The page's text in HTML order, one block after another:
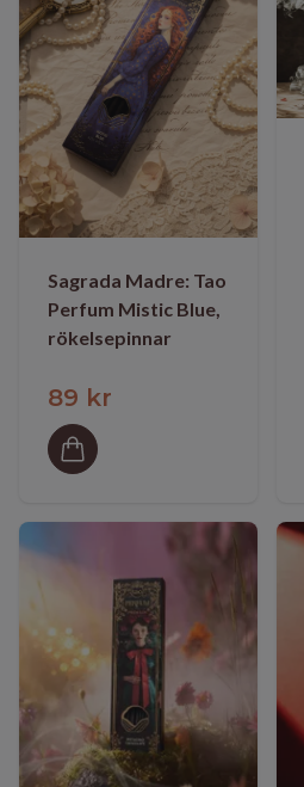
Sagrada Madre: Tao
Perfum Mistic Blue,
rökelsepinnar
89 kr